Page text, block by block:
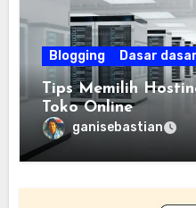
Blogging Dasar
Tips Memilih
Toko Online
ganisebastian